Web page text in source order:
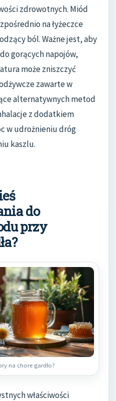
zdrowotnych. Miód
na łyżeczce
ból. Ważne jest, aby
gorących napojów,
może zniszczyć
zawarte w
alternatywnych metod
z dodatkiem
w udrożnieniu dróg
kaszlu.
do
przy
na chore gardło?
właściwości